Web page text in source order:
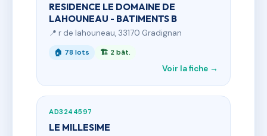
RESIDENCE LE DOMAINE DE
LAHOUNEAU - BATIMENTS B
📍 r de lahouneau, 33170 Gradignan
🏠 78 lots 🏗 2 bât.
Voir la fiche →
AD3244597
LE MILLESIME